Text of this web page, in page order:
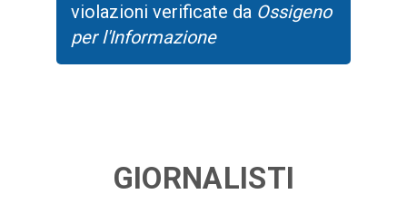
violazioni verificate da Ossigeno
per l'Informazione
GIORNALISTI